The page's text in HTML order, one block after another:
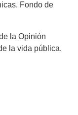
Fondo de
la Opinión
la vida pública.